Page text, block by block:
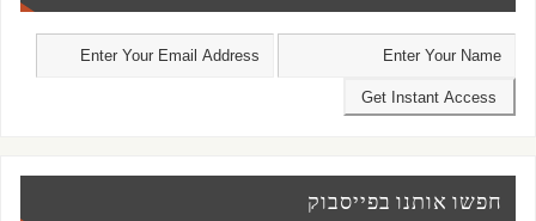
חפשו אותנו בפייסבוק